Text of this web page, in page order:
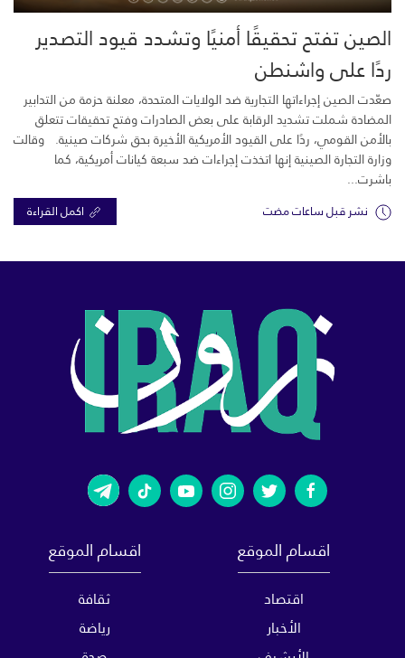
الصين تفتح تحقيقًا أمنيًا وتشدد قيود التصدير
ردًا على واشنطن
صعّدت الصين إجراءاتها التجارية ضد الولايات المتحدة، معلنة حزمة من التدابير
المضادة شملت تشديد الرقابة على بعض الصادرات وفتح تحقيقات تتعلق
بالأمن القومي، ردًا على القيود الأمريكية الأخيرة بحق شركات صينية. وقالت
وزارة التجارة الصينية إنها اتخذت إجراءات ضد سبعة كيانات أمريكية، كما
باشرت...
نشر قبل ساعات مضت اكمل القراءة
اقسام الموقع
اقتصاد
الأخبار
اقسام الموقع
ثقافة
رياضة